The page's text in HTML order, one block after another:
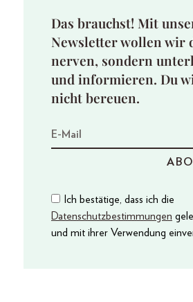
Das brauchst! Mit
Newsletter wollen wir
nerven, sondern
und informieren. Du
nicht bereuen.
Ich bestätige, dass ich die
Datenschutzbestimmungen
und mit ihrer Verwendung